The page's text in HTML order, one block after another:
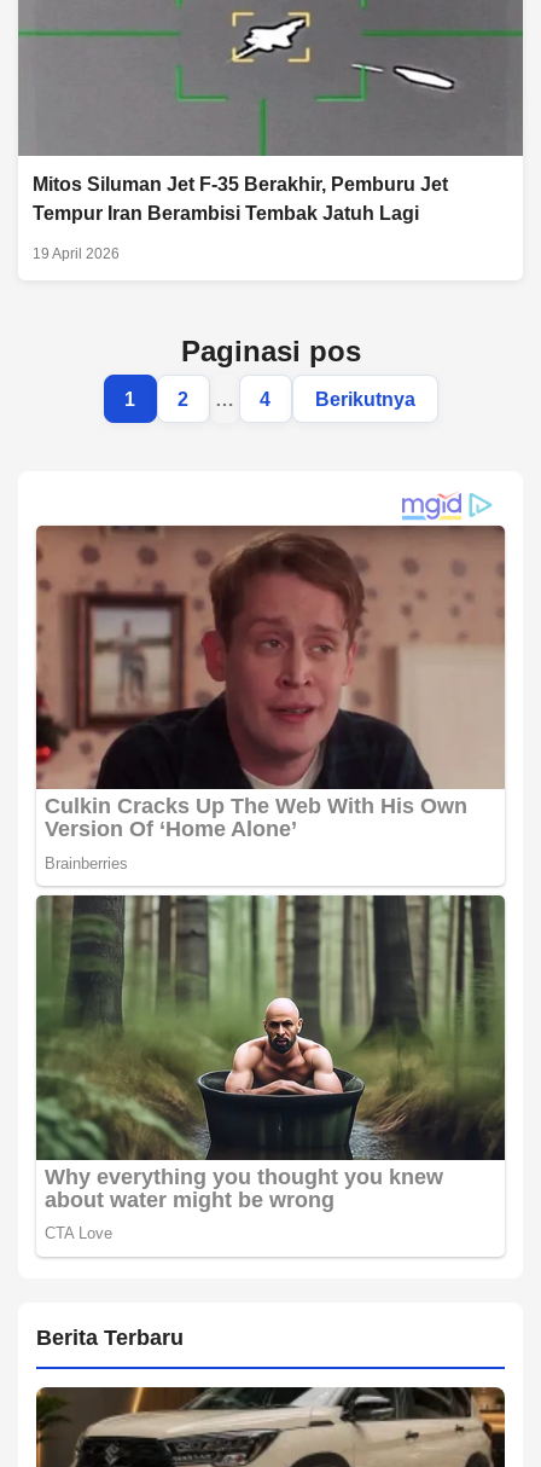
Mitos Siluman Jet F-35 Berakhir, Pemburu Jet
Tempur Iran Berambisi Tembak Jatuh Lagi
19 April 2026
Paginasi pos
1 2 … 4 Berikutnya
Berita Terbaru